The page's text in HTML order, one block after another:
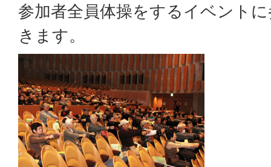
参加者全員体操をするイベント
きます。